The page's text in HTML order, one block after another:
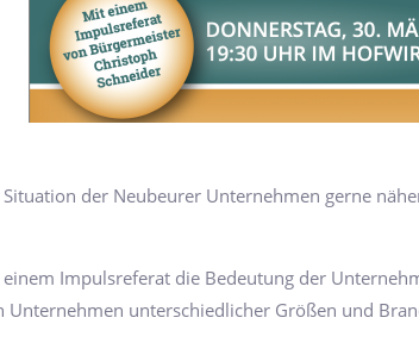
der Neubeurer Unternehmen gerne
Impulsreferat die Bedeutung der
unterschiedlicher Größen und